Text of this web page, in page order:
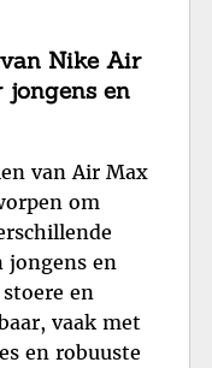
Nike Air
jongens en
van Air Max
om
jongens en
en
vaak met
en robuuste